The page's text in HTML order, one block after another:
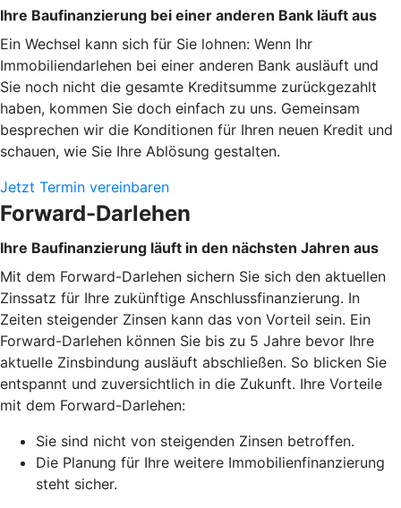
Ihre Baufinanzierung bei einer anderen Bank läuft aus
Ein Wechsel kann sich für Sie lohnen: Wenn Ihr
Immobiliendarlehen bei einer anderen Bank ausläuft und
Sie noch nicht die gesamte Kreditsumme zurückgezahlt
haben, kommen Sie doch einfach zu uns. Gemeinsam
besprechen wir die Konditionen für Ihren neuen Kredit und
schauen, wie Sie Ihre Ablösung gestalten.
Jetzt Termin vereinbaren
Forward-Darlehen
Ihre Baufinanzierung läuft in den nächsten Jahren aus
Mit dem Forward-Darlehen sichern Sie sich den aktuellen
Zinssatz für Ihre zukünftige Anschlussfinanzierung. In
Zeiten steigender Zinsen kann das von Vorteil sein. Ein
Forward-Darlehen können Sie bis zu 5 Jahre bevor Ihre
aktuelle Zinsbindung ausläuft abschließen. So blicken Sie
entspannt und zuversichtlich in die Zukunft. Ihre Vorteile
mit dem Forward-Darlehen:
Sie sind nicht von steigenden Zinsen betroffen.
Die Planung für Ihre weitere Immobilienfinanzierung
steht sicher.